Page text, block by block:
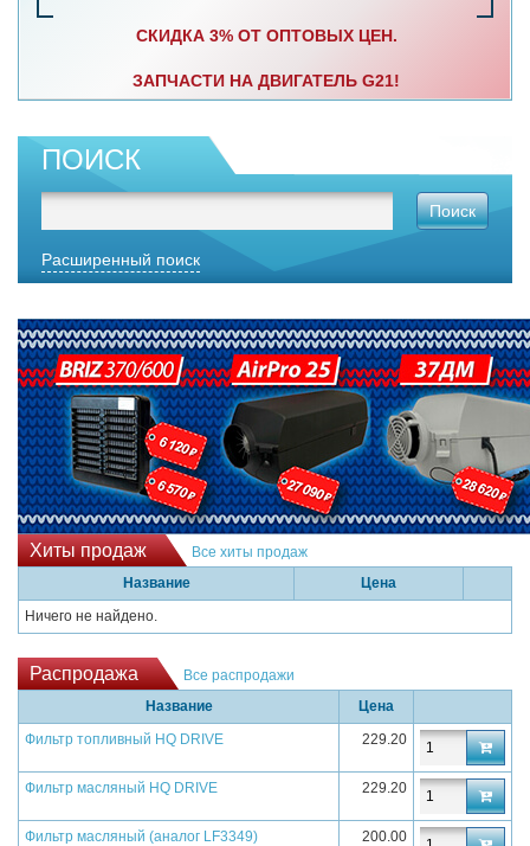
СКИДКА 3% ОТ ОПТОВЫХ ЦЕН.
ЗАПЧАСТИ НА ДВИГАТЕЛЬ G21!
ПОИСК
Поиск
Расширенный поиск
Хиты продаж
Все хиты продаж
Название
Цена
Ничего не найдено.
Распродажа
Все распродажи
Название
Цена
Фильтр топливный HQ DRIVE
229.20
Фильтр масляный HQ DRIVE 229.20
Фильтр масляный (аналог LF3349) 200.00